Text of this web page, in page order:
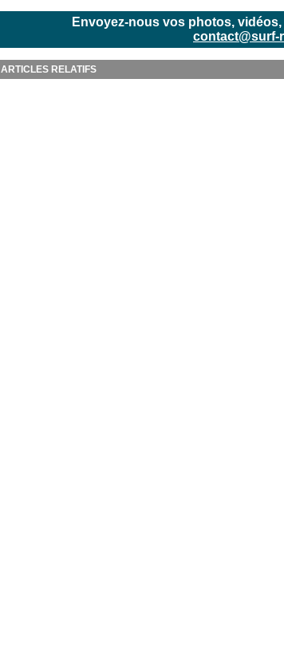
Envoyez-nous vos photos,
contact@surf-
ARTICLES RELATIFS